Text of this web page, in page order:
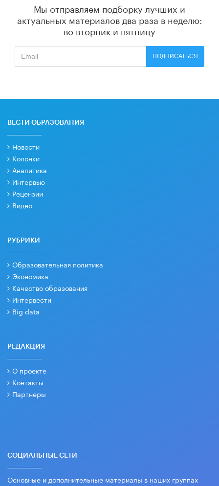
Мы отправляем подборку лучших и
актуальных материалов два раза в неделю:
во вторник и пятницу
ПОДПИСАТЬСЯ
ВЕСТИ ОБРАЗОВАНИЯ
Новости
Колонки
Аналитика
Интервью
Рецензии
Видео
РУБРИКИ
Образовательная политика
Экономика
Качество образования
Интервести
Big data
РЕДАКЦИЯ
О проекте
Контакты
Партнеры
СОЦИАЛЬНЫЕ СЕТИ
Основные и дополнительные материалы в наших группах